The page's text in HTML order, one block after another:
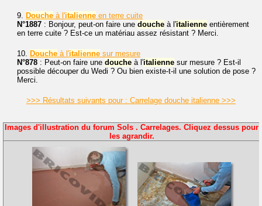
9. Douche à l'italienne en terre cuite
N°1887 : Bonjour, peut-on faire une douche à l'italienne entièrement
en terre cuite ? Est-ce un matériau assez résistant ? Merci.
10. Douche à l'italienne sur mesure
N°878 : Peut-on faire une douche à l'italienne sur mesure ? Est-il
possible découper du Wedi ? Ou bien existe-t-il une solution de pose ?
Merci.
>>> Résultats suivants pour : Carrelage douche italienne >>>
Images d'illustration du forum Sols . Carrelages. Cliquez dessus pour
les agrandir.